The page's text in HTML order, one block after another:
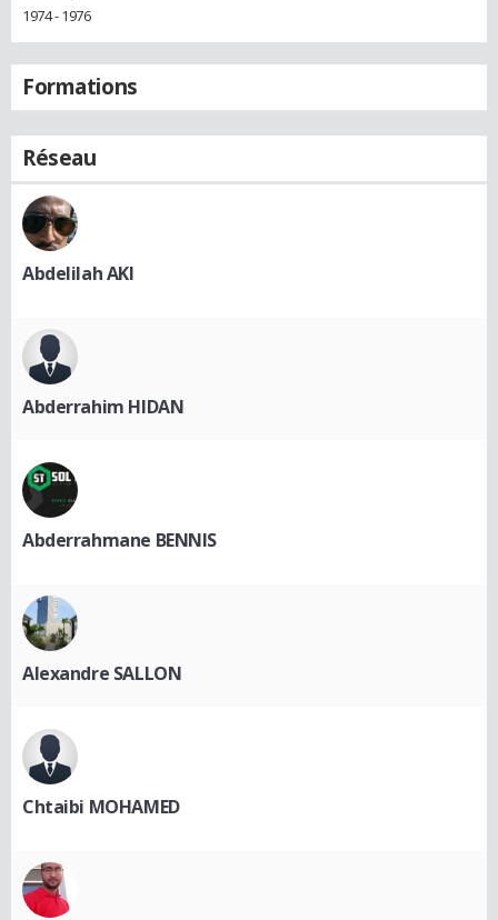
1974 - 1976
Formations
Réseau
Abdelilah AKI
Abderrahim HIDAN
Abderrahmane BENNIS
Alexandre SALLON
Chtaibi MOHAMED